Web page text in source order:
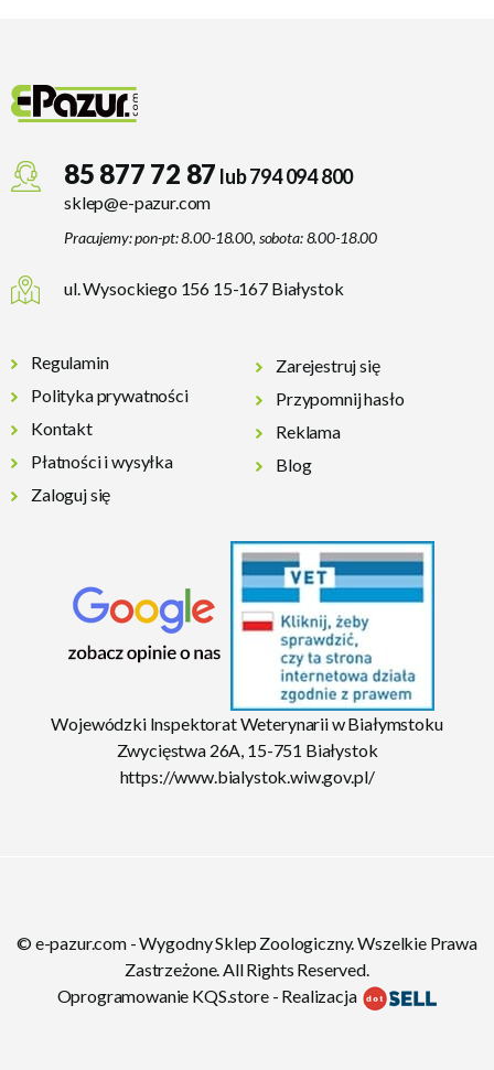
85 877 72 87 lub 794 094 800
sklep@e-pazur.com
Pracujemy: pon-pt: 8.00-18.00, sobota: 8.00-18.00
ul. Wysockiego 156 15-167 Białystok
Regulamin
Polityka prywatności
Kontakt
Płatności i wysyłka
Zaloguj się
Zarejestruj się
Przypomnij hasło
Reklama
Blog
Wojewódzki Inspektorat Weterynarii w Białymstoku
Zwycięstwa 26A, 15-751 Białystok
https://www.bialystok.wiw.gov.pl/
© e-pazur.com - Wygodny Sklep Zoologiczny. Wszelkie Prawa
Zastrzeżone. All Rights Reserved.
Oprogramowanie KQS.store- Realizacja